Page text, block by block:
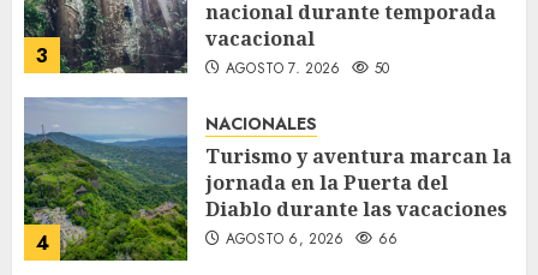
3
nacional durante temporada
vacacional
AGOSTO 7, 2026 50
4
NACIONALES
Turismo y aventura marcan la
jornada en la Puerta del
Diablo durante las vacaciones
AGOSTO 6, 2026 66